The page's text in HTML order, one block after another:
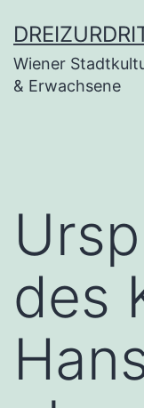
Inhalt
springen
Wiener
& Erwachsene
des